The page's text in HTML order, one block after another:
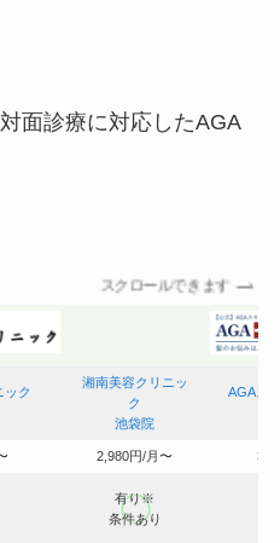
面診療に対応したAGA
スクロールできます
ック
湘南美容クリニッ
ク
池袋院
AGAス
2,980円/月〜
有り※
条件あり